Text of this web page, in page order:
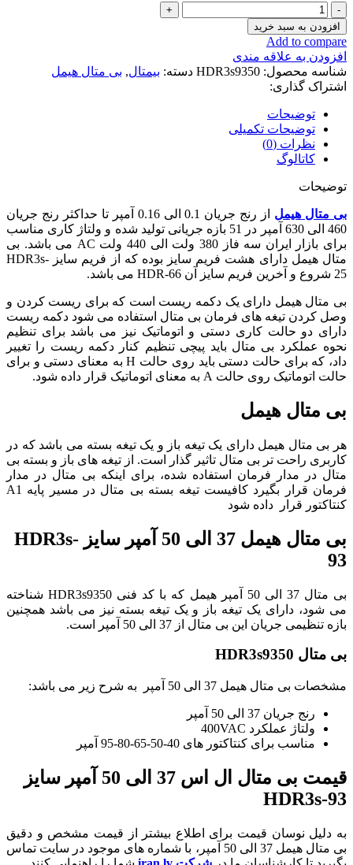
بی
متال
هیمل
37
الی
50
آمپر
سایز
HDR3s-
93
عدد
افزودن به سبد خرید
Add to compare
افزودن به علاقه مندی
شناسه محصول: HDR3s9350 دسته: بیمتال, بی متال هیمل
اشتراک گذاری:
توضیحات
توضیحات تکمیلی
نظرات (0)
کاتالوگ
توضیحات
بی متال هیمل
از رنج جریان 0.1 الی 0.16 آمپر تا حداکثر رنج جریان
460 الی 630 آمپر در 51 بازه جریانی تولید شده و ولتاژ کاری مناسب
برای بازار ایران سه فاز 380 ولت الی 440 ولت AC می باشد. بی
متال هیمل دارای هشت فریم سایز بوده که از فریم سایز HDR3s-
25 شروع و آخرین فریم سایز آن HDR-66 می باشد.
بی متال هیمل دارای یک دکمه ریست است که برای ریست کردن و
وصل کردن تیغه های فرمان بی متال استفاده می شود دکمه ریست
دارای دو حالت کاری دستی و اتوماتیک نیز می باشد برای تنظیم
نحوه عملکرد بی متال باید پیچی تنظیم کنار دکمه ریست را تغییر
داد، که برای حالت دستی باید روی حالت H به معنای دستی و برای
حالت اتوماتیک روی حالت A به معنای اتوماتیک قرار داده شود.
بی متال هیمل
هر بی متال هیمل دارای یک تیغه باز و یک تیغه بسته می باشد که در
کاربری راحت تر بی متال تاثیر گذار است. از تیغه های باز و بسته بی
متال در مدار فرمان استفاده شده، برای اینکه بی متال در مدار
فرمان قرار بگیرد کافیست تیغه بسته بی متال در مسیر پایه A1
کنتاکتور قرار داده شود
بی متال هیمل 37 الی 50 آمپر سایز HDR3s-
93
بی متال 37 الی 50 آمپر هیمل که با کد فنی HDR3s9350 شناخته
می شود، دارای یک تیغه باز و یک تیغه بسته نیز می باشد همچنین
بازه تنظیمی جریان این بی متال از 37 الی 50 آمپر است.
بی متال HDR3s9350
مشخصات بی متال هیمل 37 الی 50 آمپر به شرح زیر می باشد:
رنج جریان 37 الی 50 آمپر
ولتاژ عملکرد 400VAC
مناسب برای کنتاکتور های 40-50-65-80-95 آمپر
قیمت بی متال ال اس 37 الی 50 آمپر سایز
HDR3s-93
به دلیل نوسان قیمت برای اطلاع بیشتر از قیمت مشخص و دقیق
بی متال هیمل 37 الی 50 آمپر، با شماره های موجود در سایت تماس